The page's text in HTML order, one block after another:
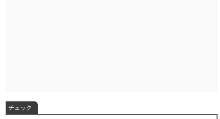
チェック